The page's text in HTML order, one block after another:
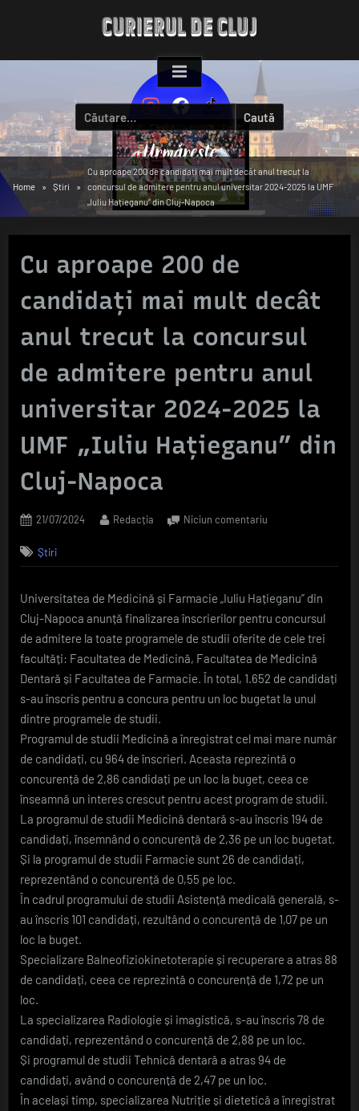
Caută
după:
Home Știri
Cu aproape 200 de candidați mai mult decât anul trecut la
concursul de admitere pentru anul universitar 2024-2025 la UMF
„Iuliu Hațieganu” din Cluj-Napoca
Cu aproape 200 de
candidați mai mult decât
anul trecut la concursul
de admitere pentru anul
universitar 2024-2025 la
UMF „Iuliu Hațieganu” din
Cluj-Napoca
Posted
21/07/2024 By
Redacția Niciun comentariu
200
candidați
mai
mult
decât
trecut
la
de
admitere
universitar
2024-
2025
la
Hațieganu”
din
Napoca
Știri
Universitatea de Medicină și Farmacie „Iuliu Hațieganu” din
Cluj-Napoca anunță finalizarea înscrierilor pentru concursul
de admitere la toate programele de studii oferite de cele trei
facultăți: Facultatea de Medicină, Facultatea de Medicină
Dentară și Facultatea de Farmacie. În total, 1.652 de candidați
s-au înscris pentru a concura pentru un loc bugetat la unul
dintre programele de studii.
Programul de studii Medicină a înregistrat cel mai mare număr
de candidați, cu 964 de înscrieri. Aceasta reprezintă o
concurență de 2,86 candidați pe un loc la buget, ceea ce
înseamnă un interes crescut pentru acest program de studii.
La programul de studii Medicină dentară s-au înscris 194 de
candidați, însemnând o concurență de 2,36 pe un loc bugetat.
Și la programul de studii Farmacie sunt 26 de candidați,
reprezentând o concurență de 0,55 pe loc.
În cadrul programului de studii Asistență medicală generală, s-
au înscris 101 candidați, rezultând o concurență de 1,07 pe un
loc la buget.
Specializare Balneofiziokinetoterapie și recuperare a atras 88
de candidați, ceea ce reprezintă o concurență de 1,72 pe un
loc.
La specializarea Radiologie și imagistică, s-au înscris 78 de
candidați, reprezentând o concurență de 2,88 pe un loc.
Și programul de studii Tehnică dentară a atras 94 de
candidați, având o concurență de 2,47 pe un loc.
În același timp, specializarea Nutriție și dietetică a înregistrat